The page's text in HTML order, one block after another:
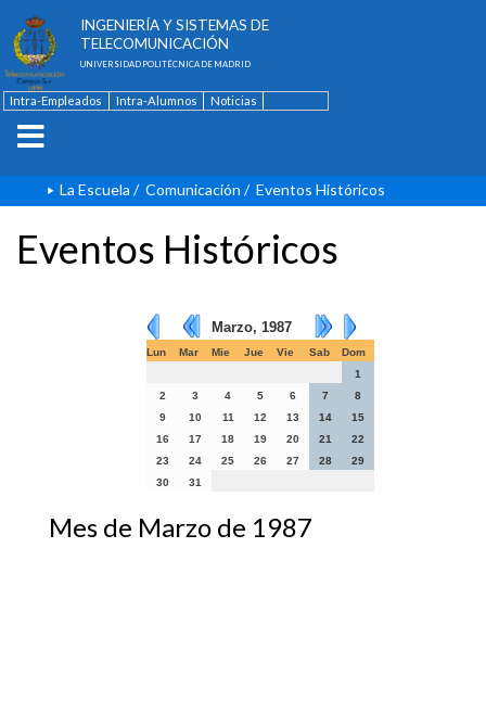
INGENIERÍA Y SISTEMAS DE
TELECOMUNICACIÓN
UNIVERSIDAD POLITÉCNICA DE MADRID
Intra-Empleados Intra-Alumnos
Noticias
La Escuela / Comunicación / Eventos Históricos
Eventos Históricos
Marzo, 1987
Lun Mar Mie Jue Vie Sab
Dom
1
2
3 4 5 6 7
8
9
10 11 12 13 14
15
16
17 18 19 20 21
22
23
24 25 26 27 28
29
30
31
Mes de Marzo de 1987